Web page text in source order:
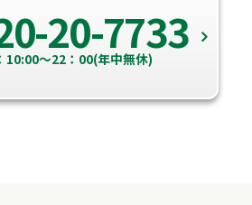
20-7733
10:00～22：00(年中無休)